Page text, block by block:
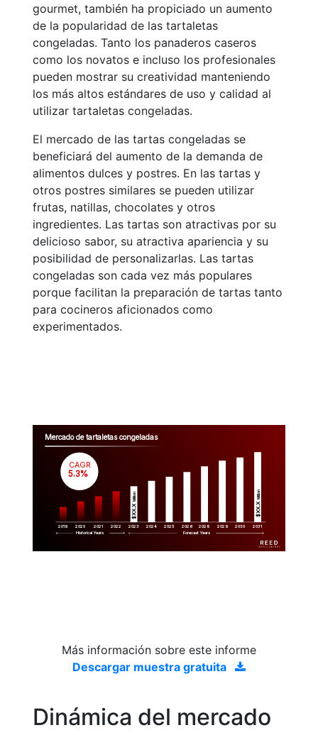
gourmet, también ha propiciado un aumento
de la popularidad de las tartaletas
congeladas. Tanto los panaderos caseros
como los novatos e incluso los profesionales
pueden mostrar su creatividad manteniendo
los más altos estándares de uso y calidad al
utilizar tartaletas congeladas.
El mercado de las tartas congeladas se
beneficiará del aumento de la demanda de
alimentos dulces y postres. En las tartas y
otros postres similares se pueden utilizar
frutas, natillas, chocolates y otros
ingredientes. Las tartas son atractivas por su
delicioso sabor, su atractiva apariencia y su
posibilidad de personalizarlas. Las tartas
congeladas son cada vez más populares
porque facilitan la preparación de tartas tanto
para cocineros aficionados como
experimentados.
Mercado de tartaletas congeladas
2019 2020 2021 2022 2023 2024 2025 2026 2028 2029 2030 2031
$XX.X
Million
$XX.X
Million
CAGR
5.3%
Historical Years Forecast Years
Más información sobre este informe
Descargar muestra gratuita
Dinámica del mercado